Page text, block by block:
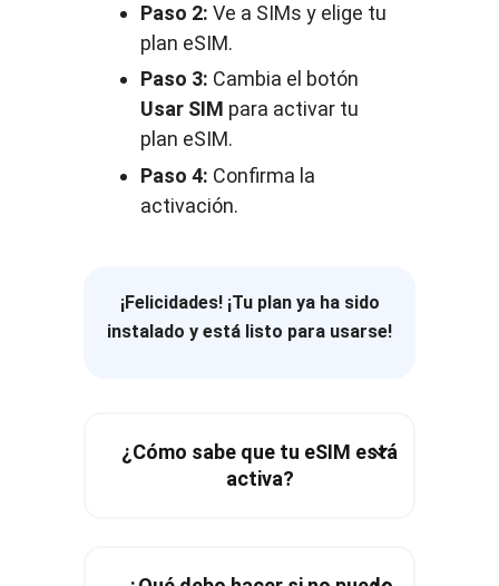
Paso 2: Ve a SIMs y elige tu
plan eSIM.
Paso 3: Cambia el botón
Usar SIM para activar tu
plan eSIM.
Paso 4: Confirma la
activación.
¡Felicidades! ¡Tu plan ya ha sido
instalado y está listo para usarse!
¿Cómo sabe que tu eSIM está
activa?